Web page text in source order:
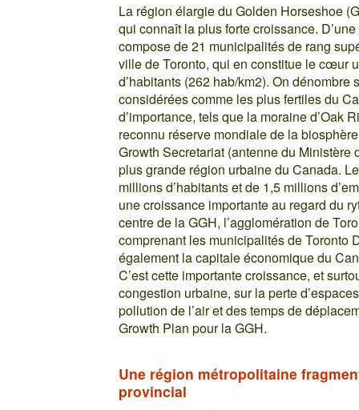
La région élargie du Golden Horseshoe
qui connaît la plus forte croissance.
compose de 21 municipalités de rang
ville de Toronto, qui en constitue le cœur
d’habitants (262 hab/km2). On
considérées comme les plus fertiles du
d’importance, tels que la moraine d’Oak
reconnu réserve mondiale de la
Growth Secretariat (antenne du Ministère
plus grande région urbaine du Canada.
millions d’habitants et de 1,5 millions
une croissance importante au regard du
centre de la GGH, l’agglomération de
comprenant les municipalités de Toronto
également la capitale économique du
C’est cette importante croissance, et
congestion urbaine, sur la perte
pollution de l’air et des temps de
Growth Plan pour la GGH.
Une région métropolitaine
provincial